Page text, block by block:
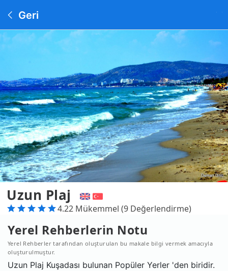
Geri
Uzun Plaj
4.22 Mükemmel (9 Değerlendirme)
Yerel Rehberlerin Notu
Yerel Rehberler tarafından oluşturulan bu makale bilgi vermek amacıyla
oluşturulmuştur.
Uzun Plaj Kuşadası bulunan Popüler Yerler 'den biridir.